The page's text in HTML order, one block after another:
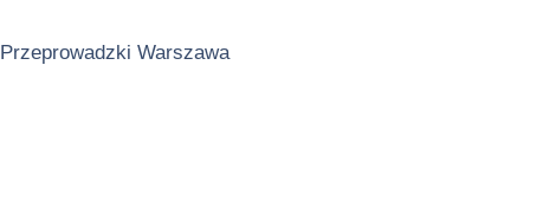
Przeprowadzki Warszawa